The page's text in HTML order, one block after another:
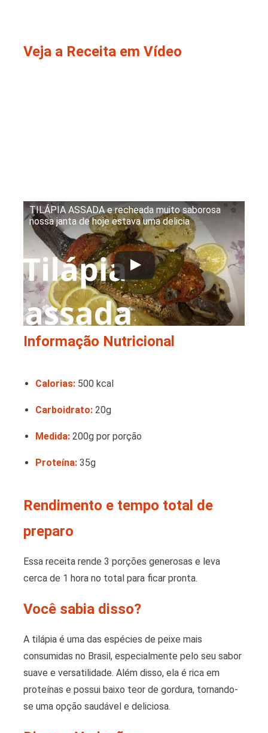
Veja a Receita em Vídeo
TILÁPIA ASSADA e recheada muito saborosa
nossa janta de hoje estava uma delicia
Informação Nutricional
Calorias: 500 kcal
Carboidrato: 20g
Medida: 200g por porção
Proteína: 35g
Rendimento e tempo total de
preparo
Essa receita rende 3 porções generosas e leva
cerca de 1 hora no total para ficar pronta.
Você sabia disso?
A tilápia é uma das espécies de peixe mais
consumidas no Brasil, especialmente pelo seu sabor
suave e versatilidade. Além disso, ela é rica em
proteínas e possui baixo teor de gordura, tornando-
se uma opção saudável e deliciosa.